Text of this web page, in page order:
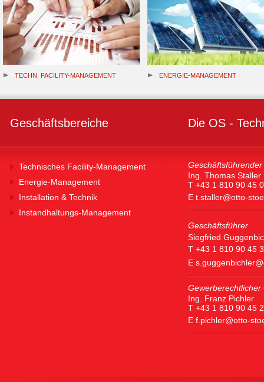
TECHN. FACILITY-MANAGEMENT ENERGIE-MANAGEMENT
Geschäftsbereiche Die OS -
Technisches Facility-Management
Energie-Management
Installation & Technik
Instandhaltungs-Management
Ing. Thomas Staller
T +43 1 810 90 45 0
E t.staller@otto-
Geschäftsführer
Siegfried
T +43 1 810 90 45
E
Gewerberechtlicher
Ing. Franz Pichler
T +43 1 810 90 45
E f.pichler@otto-